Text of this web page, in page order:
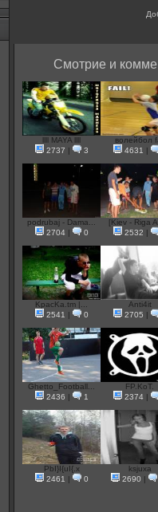
Смотрие и
llll MAYA llll
2737
3
волейбол
4631
podrubaj - Dama...
2704| 0
[Kiev - Riga
2532
KpacKa.tm |...
2541
0
Anti4it
2705
Ghetto_Football...
2436
1
FP.KoT.
2374|
PbI}I{uI{.x
2461
0
ksjuxa
2690
|